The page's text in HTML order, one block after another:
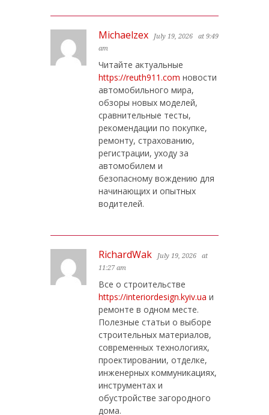
Michaelzex July 19, 2026
at 9:49
am
Читайте актуальные
https://reuth911.com новости
автомобильного мира,
обзоры новых моделей,
сравнительные тесты,
рекомендации по покупке,
ремонту, страхованию,
регистрации, уходу за
автомобилем и
безопасному вождению для
начинающих и опытных
водителей.
RichardWak July 19, 2026
at
11:27 am
Все о строительстве
https://interiordesign.kyiv.ua и
ремонте в одном месте.
Полезные статьи о выборе
строительных материалов,
современных технологиях,
проектировании, отделке,
инженерных коммуникациях,
инструментах и
обустройстве загородного
дома.